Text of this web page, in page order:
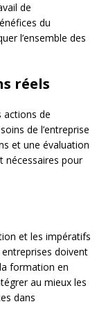
de
du
l’ensemble des
réels
actions de
de l’entreprise
et une évaluation
nécessaires pour
et les impératifs
doivent
formation en
au mieux les
dans